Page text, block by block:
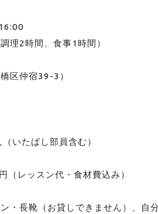
理2時間、食事1時間）
区仲宿39-3）
（いたばし部員含む）
（レッスン代・食材費込み）
・長靴（お貸しできません）、自